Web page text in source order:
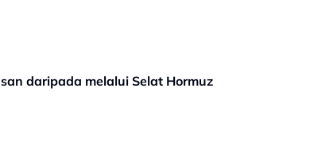
daripada melalui Selat Hormuz